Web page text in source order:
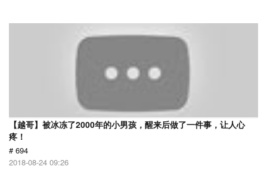
【越哥】被冰冻了2000年的小男孩，醒来后做了一件事，让人心
疼！
# 694
2018-08-24 09:26